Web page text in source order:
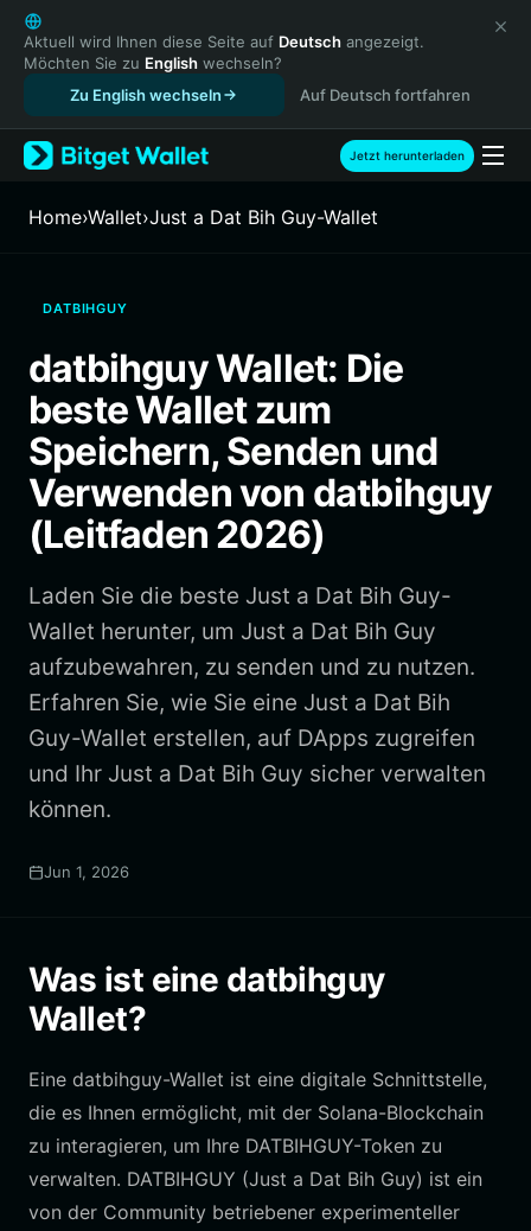
English
日本語
Tiếng Việt
Русский
Español (Latinoamérica)
Türkçe
Français
繁體中文
Bahasa Indonesia
ภาษาไทย
Español
Português (Brasil)
Español (Argentina)
Aktuell wird Ihnen diese Seite auf Deutsch angezeigt.
Möchten Sie zu English wechseln?
Zu English wechseln
Auf Deutsch fortfahren
Jetzt herunterladen
Home›Wallet›Just a Dat Bih Guy-Wallet
DATBIHGUY
datbihguy Wallet: Die
beste Wallet zum
Speichern, Senden und
Verwenden von datbihguy
(Leitfaden 2026)
Laden Sie die beste Just a Dat Bih Guy-
Wallet herunter, um Just a Dat Bih Guy
aufzubewahren, zu senden und zu nutzen.
Erfahren Sie, wie Sie eine Just a Dat Bih
Guy-Wallet erstellen, auf DApps zugreifen
und Ihr Just a Dat Bih Guy sicher verwalten
können.
Jun 1, 2026
Was ist eine datbihguy
Wallet?
Eine datbihguy-Wallet ist eine digitale Schnittstelle,
die es Ihnen ermöglicht, mit der Solana-Blockchain
zu interagieren, um Ihre DATBIHGUY-Token zu
verwalten. DATBIHGUY (Just a Dat Bih Guy) ist ein
von der Community betriebener experimenteller